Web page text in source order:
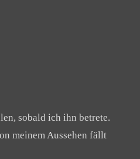
sobald ich ihn betrete.
meinem Aussehen fällt